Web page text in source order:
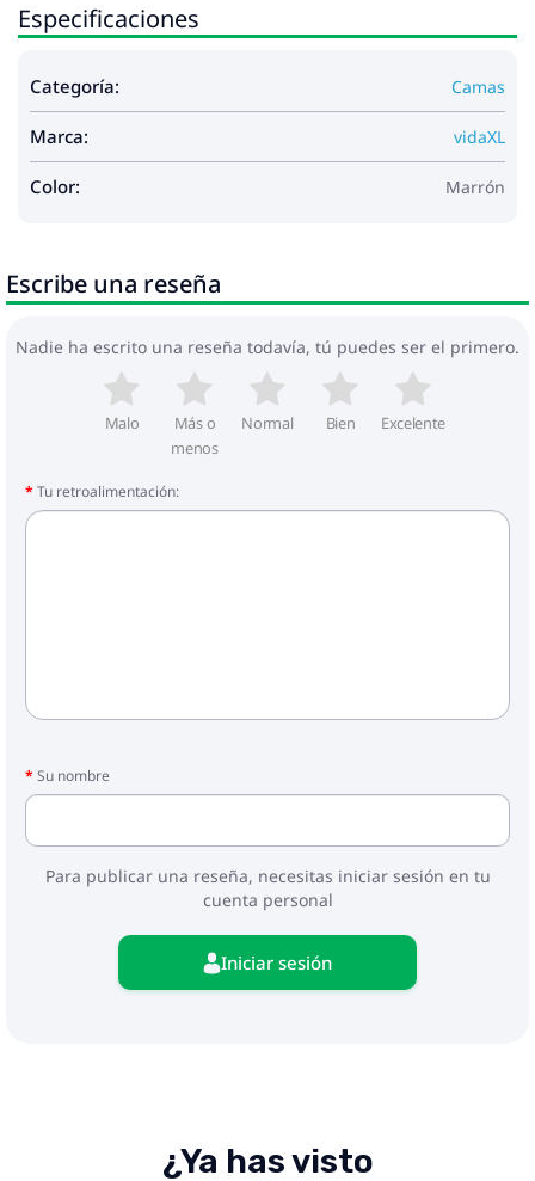
Especificaciones
Categoría: Camas
Marca: vidaXL
Color: Marrón
Escribe una reseña
Nadie ha escrito una reseña todavía, tú puedes ser el primero.
Malo
Más o
menos
Normal Bien Excelente
Tu retroalimentación:
Su nombre
Para publicar una reseña, necesitas iniciar sesión en tu
cuenta personal
Iniciar sesión
¿Ya has visto